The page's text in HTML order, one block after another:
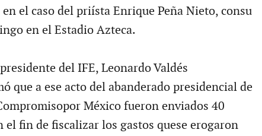
el caso del priísta Enrique Peña Nieto, consu
en el Estadio Azteca.
del IFE, Leonardo Valdés
que a ese acto del abanderado presidencial de
México fueron enviados 40
el fin de fiscalizar los gastos quese erogaron